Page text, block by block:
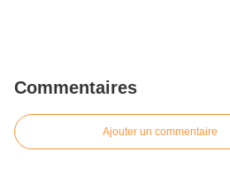
Commentaires
Ajouter un commentaire